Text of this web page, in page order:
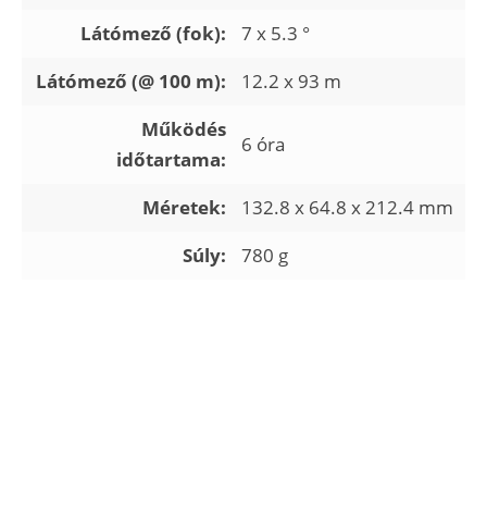
Látómező (fok):
7 x 5.3 °
Látómező (@ 100 m):
12.2 x 93 m
Működés
időtartama:
6 óra
Méretek:
132.8 x 64.8 x 212.4 mm
Súly:
780 g